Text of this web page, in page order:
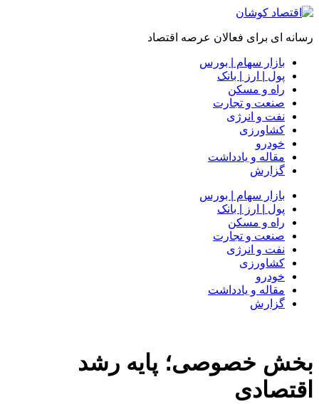
رسانه ای برای فعالان عرصه اقتصاد
بازار سهام | بورس
پول | ارز | بانک
راه و مسکن
صنعت و تجارت
نفت و انرژی
کشاورزی
خودرو
مقاله و یادداشت
گزارش
بازار سهام | بورس
پول | ارز | بانک
راه و مسکن
صنعت و تجارت
نفت و انرژی
کشاورزی
خودرو
مقاله و یادداشت
گزارش
بخش خصوصی؛ پایه رشد
اقتصادی